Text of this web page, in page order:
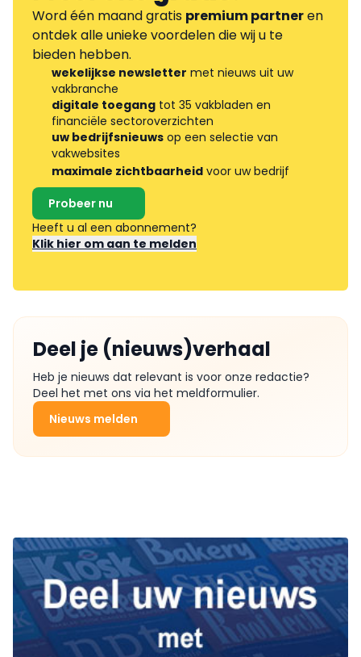
Word één maand gratis premium partneren
ontdek alle unieke voordelen die wij u te
bieden hebben.
wekelijkse newsletter met nieuws uit uw
vakbranche
digitale toegang tot 35 vakbladen en
financiële sectoroverzichten
uw bedrijfsnieuws op een selectie van
vakwebsites
maximale zichtbaarheid voor uw bedrijf
Probeer nu
Heeft u al een abonnement?
Klik hier om aan te melden
Deel je (nieuws)verhaal
Heb je nieuws dat relevant is voor onze redactie?
Deel het met ons via het meldformulier.
Nieuws melden